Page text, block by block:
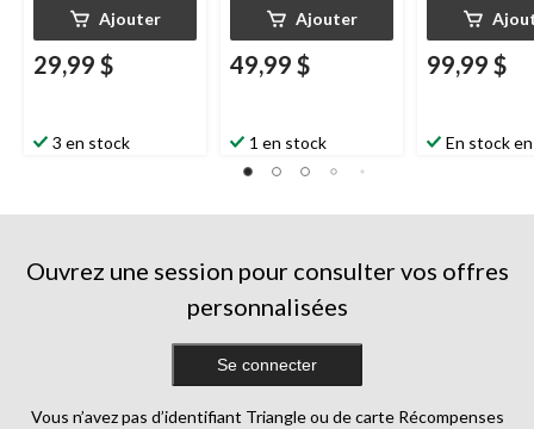
Ajouter
29,99 $
3 en stock
Ajouter
49,99 $
1 en stock
99,99 $
En stock
Ouvrez une session pour consulter vos offres
personnalisées
Se connecter
Vous n’avez pas d’identifiant Triangle ou de carte Récompenses